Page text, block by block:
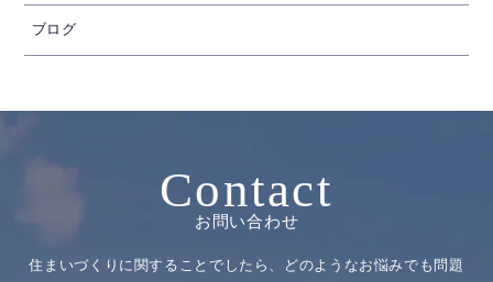
ブログ
Contact
お問い合わせ
住まいづくりに関することでしたら、どのようなお悩みでも問題